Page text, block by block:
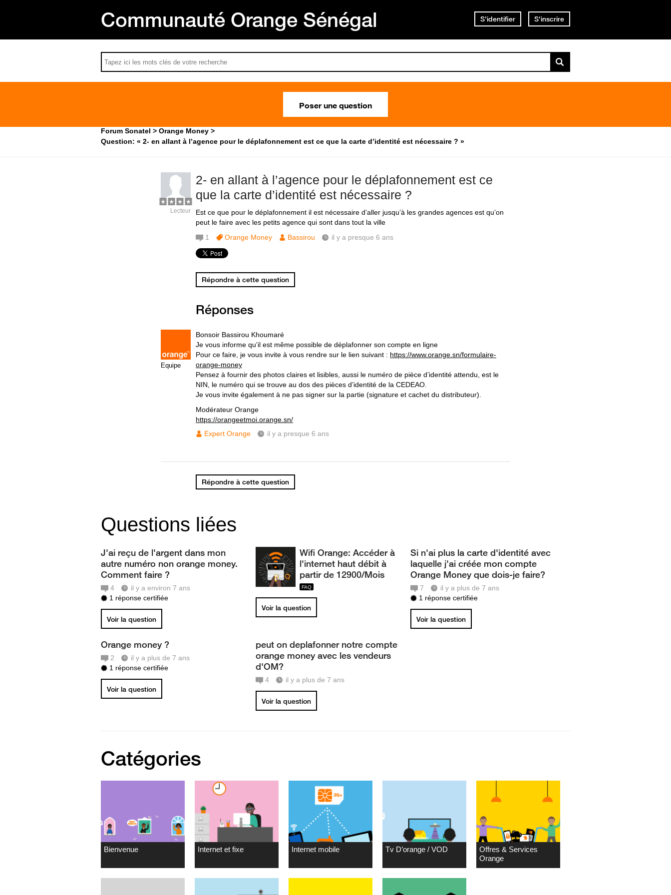
Communauté Orange Sénégal S'identifier S'inscrire
Poser une question
Forum Sonatel
Orange Money
Question: « 2- en allant à l’agence pour le déplafonnement est ce que la carte d’identité est nécessaire ? »
2- en allant à l’agence pour le déplafonnement est ce
que la carte d’identité est nécessaire ?
Est ce que pour le déplafonnement il est nécessaire d’aller jusqu’à les grandes agences est qu’on
peut le faire avec les petits agence qui sont dans tout la ville
Lecteur
1 Orange Money Bassirou il y a presque 6 ans
Répondre à cette question
Réponses
Equipe
Bonsoir Bassirou Khoumaré
Je vous informe qu'il est même possible de déplafonner son compte en ligne
Pour ce faire, je vous invite à vous rendre sur le lien suivant : https://www.orange.sn/formulaire-
orange-money
Pensez à fournir des photos claires et lisibles, aussi le numéro de pièce d’identité attendu, est le
NIN, le numéro qui se trouve au dos des pièces d’identité de la CEDEAO.
Je vous invite également à ne pas signer sur la partie (signature et cachet du distributeur).
Modérateur Orange
https://orangeetmoi.orange.sn/
Expert Orange
il y a presque 6 ans
Répondre à cette question
Questions liées
J'ai reçu de l'argent dans mon
autre numéro non orange money.
Comment faire ?
4
il y a environ 7 ans
1 réponse certifiée
Voir la question
Wifi Orange: Accéder à
l'internet haut débit à
partir de 12900/Mois
Voir la question
Si n'ai plus la carte d'identité avec
laquelle j'ai créée mon compte
Orange Money que dois-je faire?
7
il y a plus de 7 ans
1 réponse certifiée
Voir la question
Orange money ?
2
il y a plus de 7 ans
1 réponse certifiée
Voir la question
peut on deplafonner notre compte
orange money avec les vendeurs
d'OM?
4 il y a plus de 7 ans
Voir la question
Catégories
Bienvenue Internet et fixe Internet mobile Tv D’orange / VOD
Offres & Services
Orange